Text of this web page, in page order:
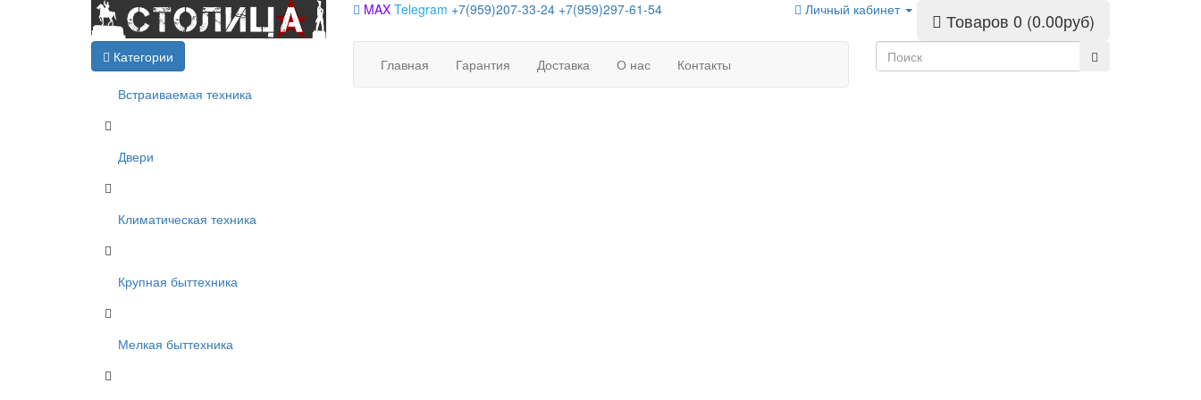
MAX Telegram +7(959)207-33-24 +7(959)297-61-54 Товаров 0 (0.00руб)
Личный кабинет
Категории
Встраиваемая техника
Двери
Климатическая техника
Крупная быттехника
Мелкая быттехника
Главная Гарантия Доставка О нас Контакты